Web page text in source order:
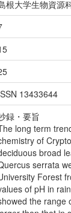
根大学生物資源
13433644
録・要旨
long term
of
broad
serrata
Forest
of pH in
the range